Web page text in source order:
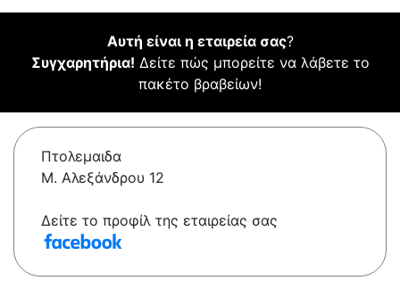
Αυτή είναι η εταιρεία σας?
Συγχαρητήρια! Δείτε πώς μπορείτε να λάβετε το
πακέτο βραβείων!
Πτολεμαιδα
Μ. Αλεξάνδρου 12
Δείτε το προφίλ της εταιρείας σας